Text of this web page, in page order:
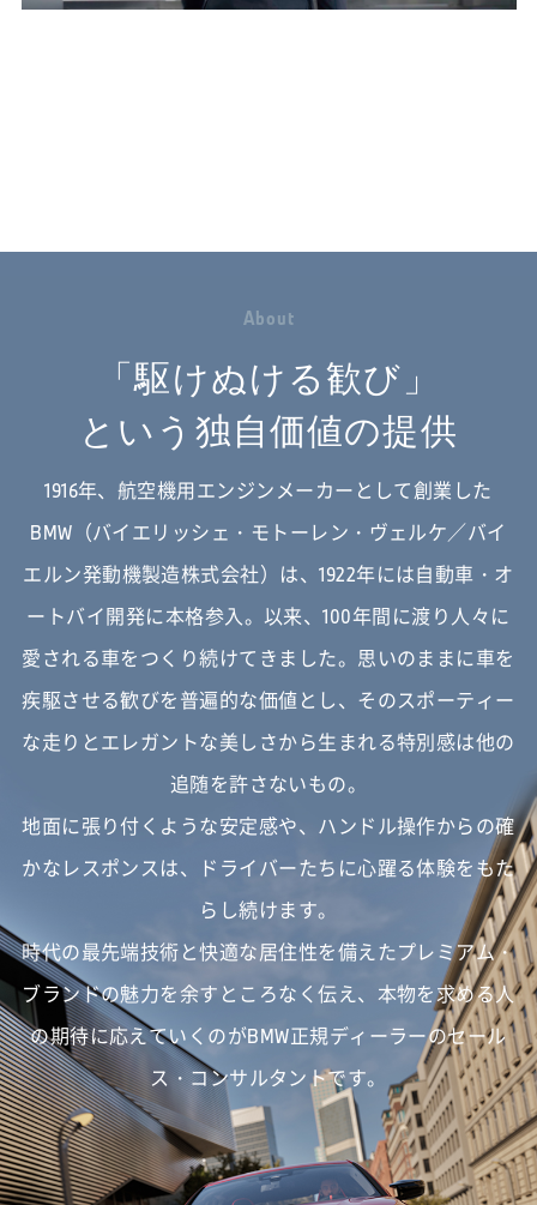
About
「駆けぬける歓び」
という独自価値の提供
1916年、航空機用エンジンメーカーとして創業した
BMW（バイエリッシェ・モトーレン・ヴェルケ／バイ
エルン発動機製造株式会社）は、1922年には自動車・オ
ートバイ開発に本格参入。以来、100年間に渡り人々に
愛される車をつくり続けてきました。 思いのままに車を
疾駆させる歓びを普遍的な価値とし、 そのスポーティー
な走りとエレガントな美しさから生まれる特別感は他の
追随を許さないもの。
地面に張り付くような安定感や、ハンドル操作からの確
かなレスポンスは、
ドライバーたちに心躍る体験をもた
らし続けます。
時代の最先端技術と快適な居住性を備えたプレミアム・
ブランドの魅力を余すところなく伝え、 本物を求める人
の期待に応えていくのがBMW正規ディーラーのセール
ス・コンサルタントです。